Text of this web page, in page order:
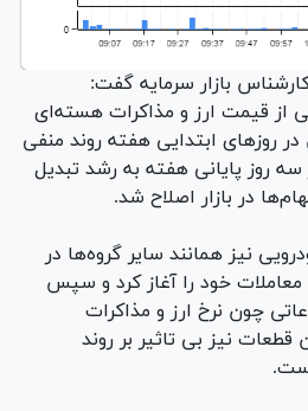
بازار سرمایه گفت:
از قیمت ارز و مذاکرات هسته‌ای
روزهای ابتدایی هفته روند منفی
روز پایانی هفته به رشد تبدیل
در بازار اصلاح شد.
نیز همانند سایر گروه‌ها در
معاملات خود را آغاز کرد و سپس
چون نرخ ارز و مذاکرات
نیز بی تاثیر بر روند